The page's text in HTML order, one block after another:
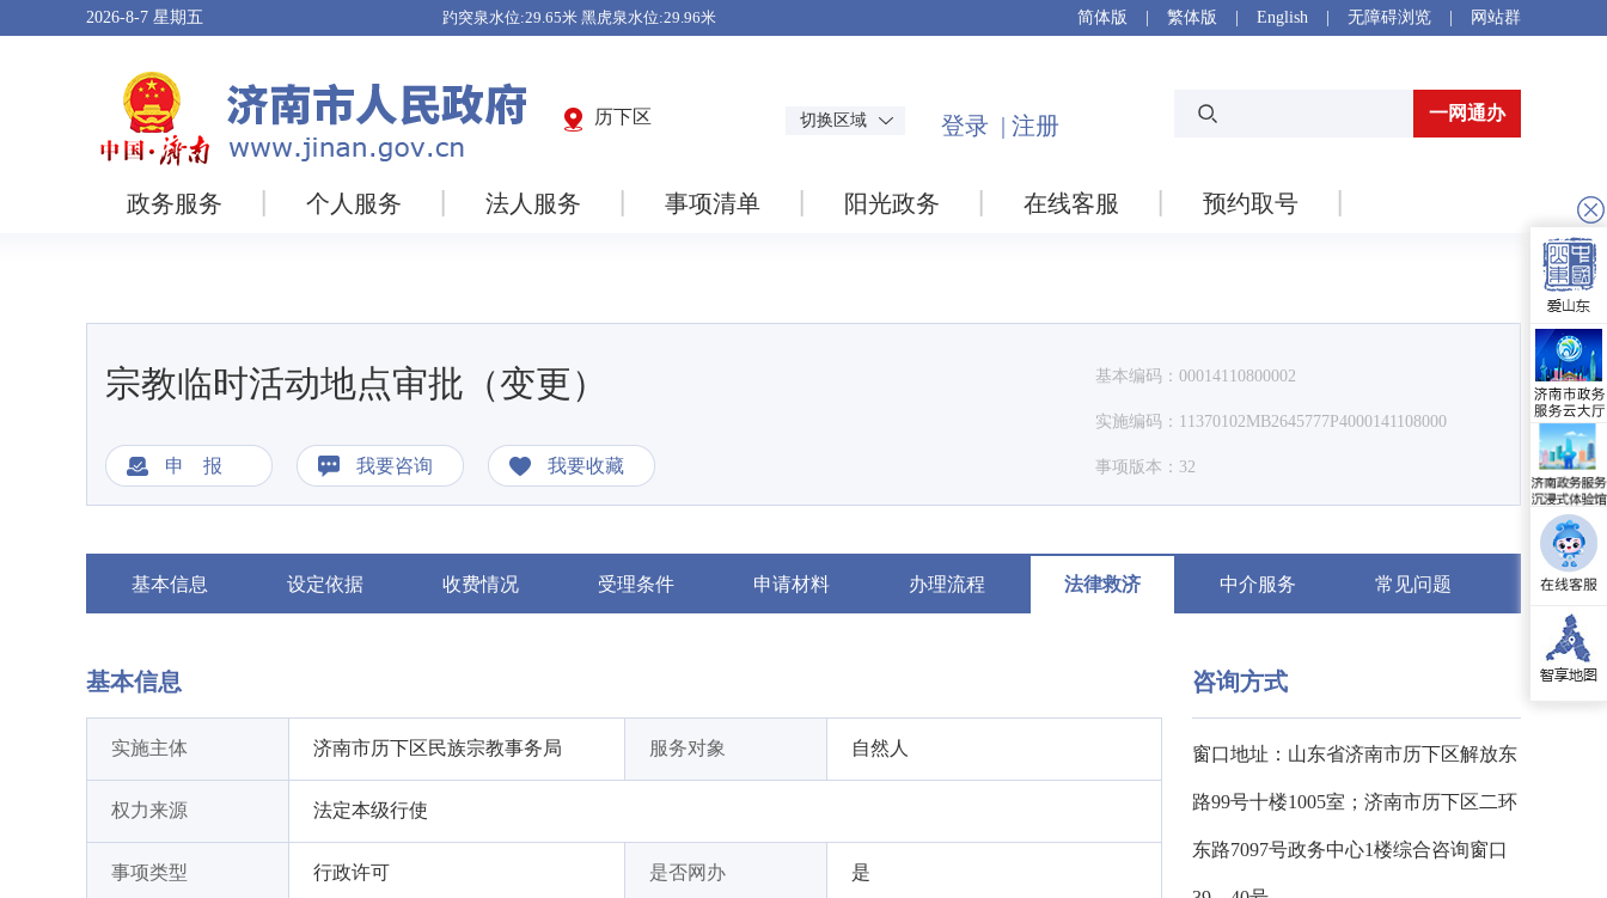
2026-8-7 星期五 简体版 繁体版 English 无障碍浏览 网站群
历下区 切换区域 一网通办
政务服务 个人服务 法人服务 事项清单 阳光政务 在线客服 预约取号
宗教临时活动地点审批（变更）
申 报 我要咨询 我要收藏
基本编码：00014110800002
实施编码：11370102MB2645777P4000141108000
事项版本：32
基本信息 设定依据 收费情况 受理条件 申请材料 办理流程 法律救济 中介服务 常见问题
基本信息
实施主体 济南市历下区民族宗教事务局 服务对象 自然人
权力来源 法定本级行使
事项类型 行政许可 是否网办 是
咨询方式
窗口地址：山东省济南市历下区解放东
路99号十楼1005室；济南市历下区二环
东路7097号政务中心1楼综合咨询窗口